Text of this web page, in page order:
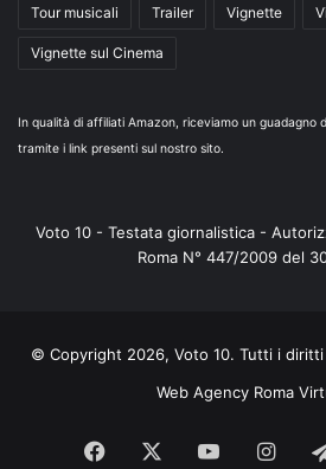
Tour musicali Trailer Vignette
Vignette sul Cinema
In qualità di affiliati Amazon, riceviamo un guadagno
tramite i link presenti sul nostro sito.
Voto 10 - Testata giornalistica -
Roma N° 447/2009 del
© Copyright 2026, Voto 10. Tutti i
Web Agency Roma
Facebook You